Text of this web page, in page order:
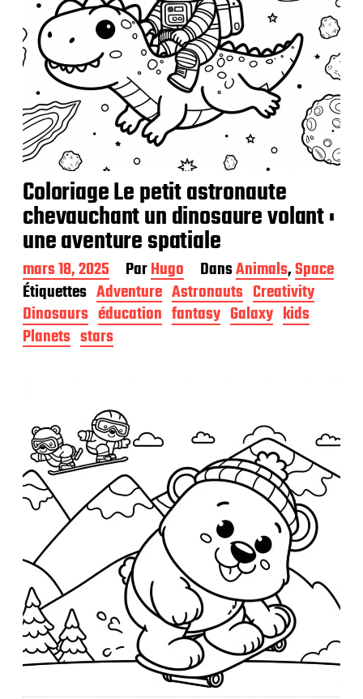
Coloriage Le petit astronaute
chevauchant un dinosaure volant :
une aventure spatiale
D
a
t
e
d
e
a
t
i
mars 18, 2025 ParHugo DansAnimals,Space
Étiquettes Adventure Astronauts Creativity
Dinosaurs éducation fantasy Galaxy kids
Planets stars